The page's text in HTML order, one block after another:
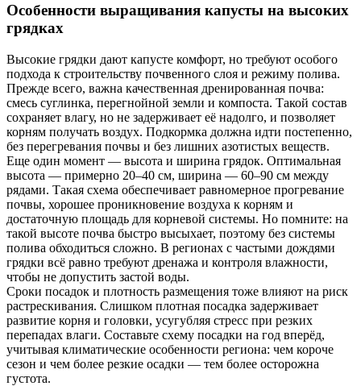
Особенности выращивания капусты на высоких
грядках
Высокие грядки дают капусте комфорт, но требуют особого
подхода к строительству почвенного слоя и режиму полива.
Прежде всего, важна качественная дренированная почва:
смесь суглинка, перегнойной земли и компоста. Такой состав
сохраняет влагу, но не задерживает её надолго, и позволяет
корням получать воздух. Подкормка должна идти постепенно,
без перегревания почвы и без лишних азотистых веществ.
Еще один момент — высота и ширина грядок. Оптимальная
высота — примерно 20–40 см, ширина — 60–90 см между
рядами. Такая схема обеспечивает равномерное прогревание
почвы, хорошее проникновение воздуха к корням и
достаточную площадь для корневой системы. Но помните: на
такой высоте почва быстро высыхает, поэтому без системы
полива обходиться сложно. В регионах с частыми дождями
грядки всё равно требуют дренажа и контроля влажности,
чтобы не допустить застой воды.
Сроки посадок и плотность размещения тоже влияют на риск
растрескивания. Слишком плотная посадка задерживает
развитие корня и головки, усугубляя стресс при резких
перепадах влаги. Составьте схему посадки на год вперёд,
учитывая климатические особенности региона: чем короче
сезон и чем более резкие осадки — тем более осторожна
густота.